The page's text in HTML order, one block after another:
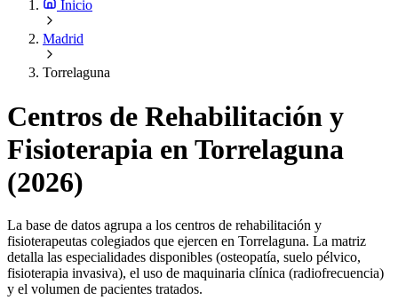
Inicio
Madrid
Torrelaguna
Centros de Rehabilitación y
Fisioterapia en Torrelaguna
(2026)
La base de datos agrupa a los centros de rehabilitación y
fisioterapeutas colegiados que ejercen en Torrelaguna. La matriz
detalla las especialidades disponibles (osteopatía, suelo pélvico,
fisioterapia invasiva), el uso de maquinaria clínica (radiofrecuencia)
y el volumen de pacientes tratados.